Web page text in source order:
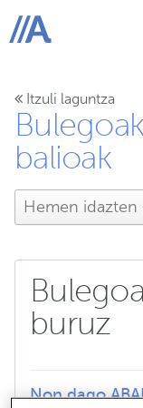
ABANCA
Itzuli laguntza
balioak
buruz
Non dago